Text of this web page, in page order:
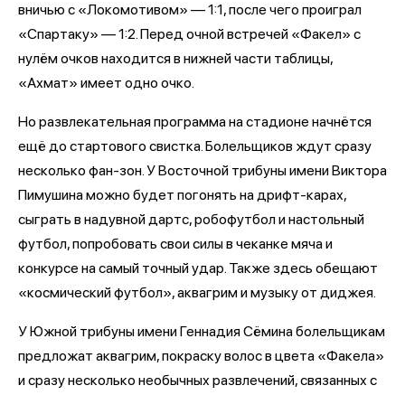
вничью с «Локомотивом» — 1:1, после чего проиграл
«Спартаку» — 1:2. Перед очной встречей «Факел» с
нулём очков находится в нижней части таблицы,
«Ахмат» имеет одно очко.
Но развлекательная программа на стадионе начнётся
ещё до стартового свистка. Болельщиков ждут сразу
несколько фан-зон. У Восточной трибуны имени Виктора
Пимушина можно будет погонять на дрифт-карах,
сыграть в надувной дартс, робофутбол и настольный
футбол, попробовать свои силы в чеканке мяча и
конкурсе на самый точный удар. Также здесь обещают
«космический футбол», аквагрим и музыку от диджея.
У Южной трибуны имени Геннадия Сёмина болельщикам
предложат аквагрим, покраску волос в цвета «Факела»
и сразу несколько необычных развлечений, связанных с